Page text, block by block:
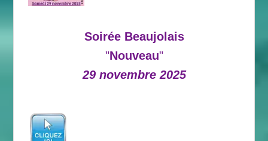
Soirée Beaujolais
"Nouveau"
29 novembre 2025